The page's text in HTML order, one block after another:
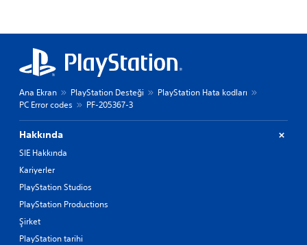
Ana Ekran PlayStation Desteği
PlayStation Hata kodları
PC Error codes
PF-205367-3
Hakkında
SIE Hakkında
Kariyerler
PlayStation Studios
PlayStation Productions
Şirket
PlayStation tarihi